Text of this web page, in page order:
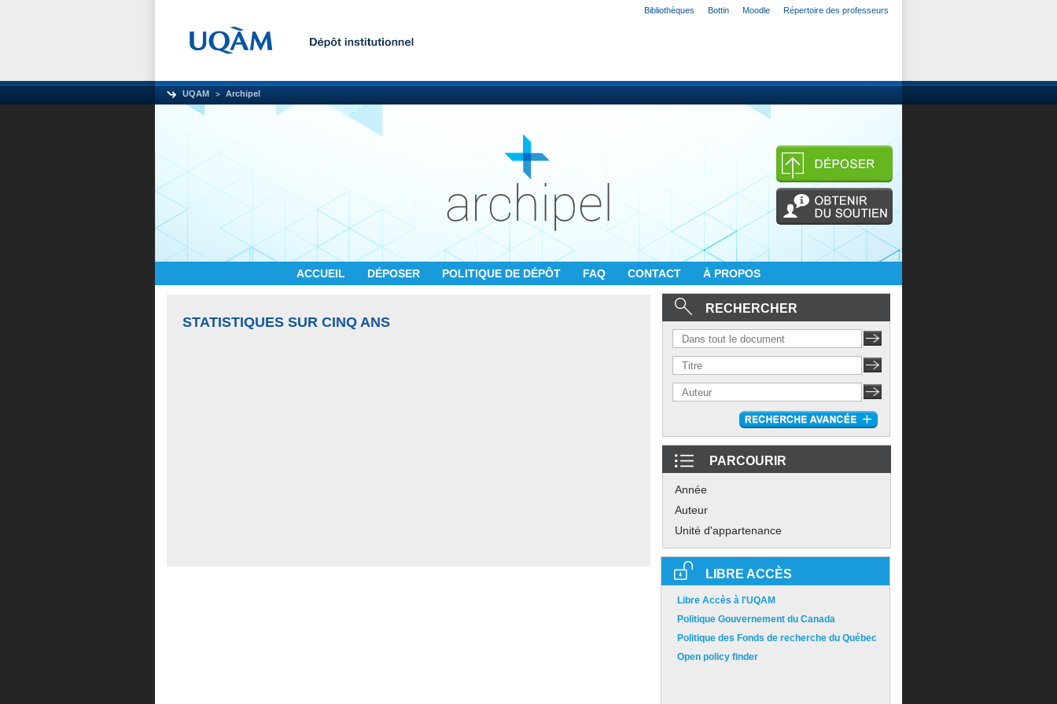
Bibliothèques Bottin Moodle Répertoire des professeurs
UQAM Archipel
ACCUEIL DÉPOSER POLITIQUE DE DÉPÔT FAQ CONTACT À PROPOS
STATISTIQUES SUR CINQ ANS
RECHERCHER
PARCOURIR
Année
Auteur
Unité d'appartenance
LIBRE ACCÈS
Libre Accès à l'UQAM
Politique Gouvernement du Canada
Politique des Fonds de recherche du Québec
Open policy finder